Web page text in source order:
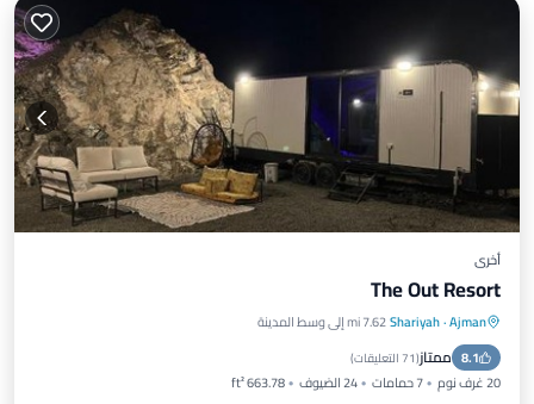
أخرى
The Out Resort
Ajman
·
Shariyah7.62 mi إلى وسط المدينة
8.1 ممتاز(71 التعليقات )
20 غرف نوم 7 حمامات 24 الضيوف 663.78 ft²
موقف سيارات مسبح
إنترنت